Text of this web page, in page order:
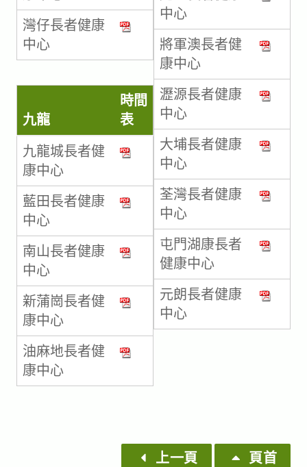
灣仔長者健康
中心
九龍
時間
表
九龍城長者健
康中心
藍田長者健康
中心
南山長者健康
中心
新蒲崗長者健
康中心
油麻地長者健
康中心
中心
將軍澳長者健
康中心
瀝源長者健康
中心
大埔長者健康
中心
荃灣長者健康
中心
屯門湖康長者
健康中心
元朗長者健康
中心
上一頁 頁首